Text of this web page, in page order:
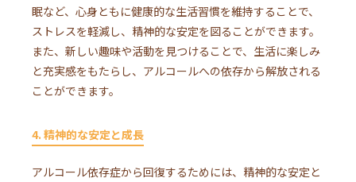
眠など、心身ともに健康的な生活習慣を維持することで、
ストレスを軽減し、精神的な安定を図ることができます。
また、新しい趣味や活動を見つけることで、生活に楽しみ
と充実感をもたらし、アルコールへの依存から解放される
ことができます。
4. 精神的な安定と成長
アルコール依存症から回復するためには、精神的な安定と